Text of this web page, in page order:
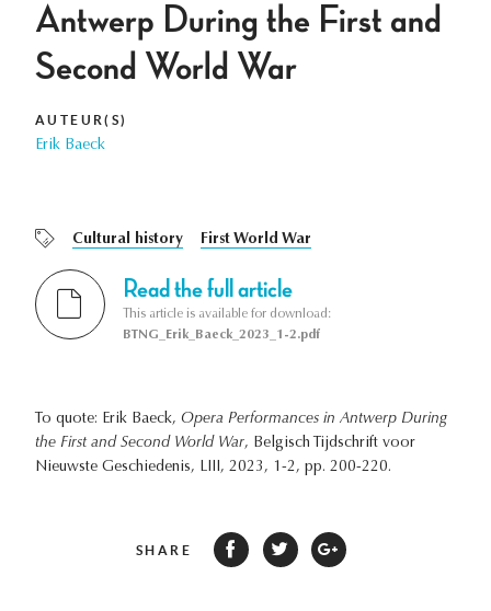
Antwerp During the First and
Second World War
AUTEUR(S)
Erik Baeck
Cultural history First World War
Read the full article
This article is available for download:
BTNG_Erik_Baeck_2023_1-2.pdf
To quote: Erik Baeck, Opera Performances in Antwerp During
the First and Second World War, Belgisch Tijdschrift voor
Nieuwste Geschiedenis, LIII, 2023, 1-2, pp. 200-220.
SHARE